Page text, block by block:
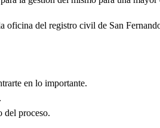
oficina del registro civil de San
en lo importante.
del proceso.